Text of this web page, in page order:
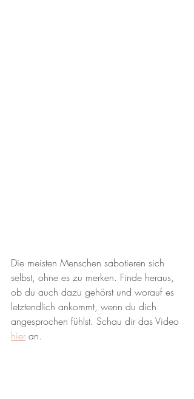
Die meisten Menschen sabotieren sich
selbst, ohne es zu merken. Finde heraus,
ob du auch dazu gehörst und worauf es
letztendlich ankommt, wenn du dich
angesprochen fühlst. Schau dir das Video
hier an.